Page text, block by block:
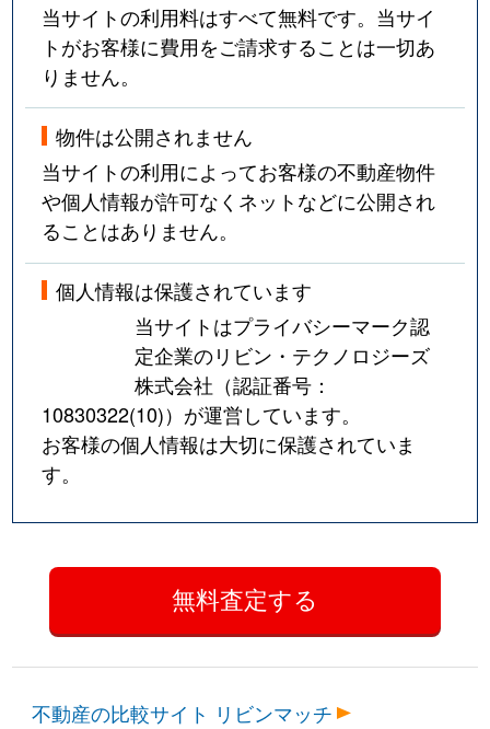
当サイトの利用料はすべて無料です。当サイ
トがお客様に費用をご請求することは一切あ
りません。
物件は公開されません
当サイトの利用によってお客様の不動産物件
や個人情報が許可なくネットなどに公開され
ることはありません。
個人情報は保護されています
当サイトはプライバシーマーク認
定企業のリビン・テクノロジーズ
株式会社（認証番号：
10830322(10)）が運営しています。
お客様の個人情報は大切に保護されていま
す。
不動産の比較サイト リビンマッチ